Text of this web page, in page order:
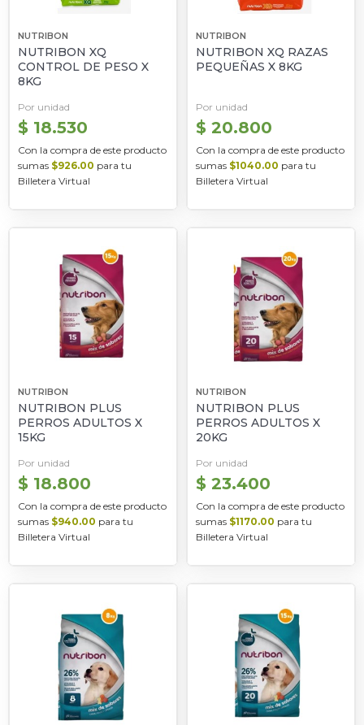
NUTRIBON
NUTRIBON XQ
CONTROL DE PESO X
8KG
Por unidad
$ 18.530
Con la compra de este producto
sumas $926.00 para tu
Billetera Virtual
NUTRIBON
NUTRIBON XQ RAZAS
PEQUEÑAS X 8KG
Por unidad
$ 20.800
Con la compra de este producto
sumas $1040.00 para tu
Billetera Virtual
NUTRIBON
NUTRIBON PLUS
PERROS ADULTOS X
15KG
Por unidad
$ 18.800
Con la compra de este producto
sumas $940.00 para tu
Billetera Virtual
NUTRIBON
NUTRIBON PLUS
PERROS ADULTOS X
20KG
Por unidad
$ 23.400
Con la compra de este producto
sumas $1170.00 para tu
Billetera Virtual